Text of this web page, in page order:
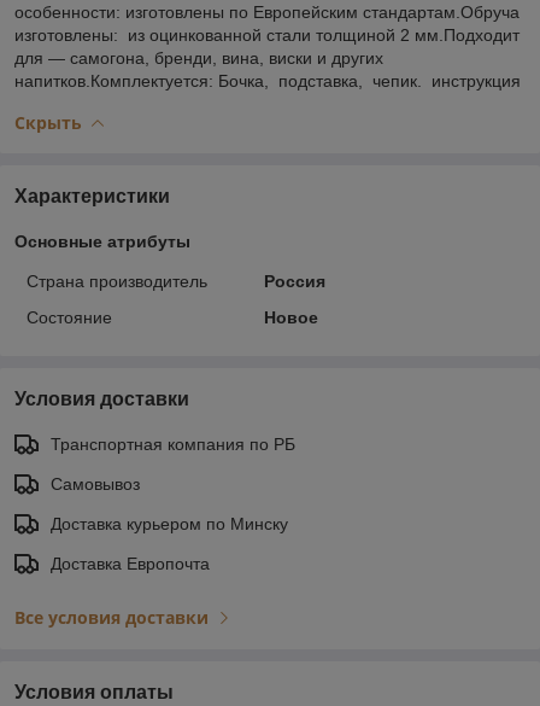
особенности: изготовлены по Европейским стандартам.Обруча
изготовлены: из оцинкованной стали толщиной 2 мм.Подходит
для — самогона, бренди, вина, виски и других
напитков.Комплектуется: Бочка, подставка, чепик. инструкция
Скрыть
Характеристики
Основные атрибуты
Страна производитель
Россия
Состояние
Новое
Условия доставки
Транспортная компания по РБ
Самовывоз
Доставка курьером по Минску
Доставка Европочта
Все условия доставки
Условия оплаты